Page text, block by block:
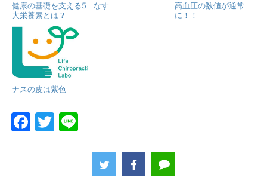
健康の基礎を支える5
大栄養素とは？
なす
高血圧の数値が通常
に！！
ナスの皮は紫色
F
T